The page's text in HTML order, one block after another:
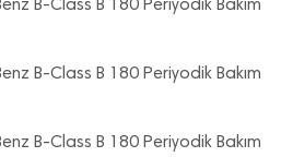
B-Class B 180 Periyodik Bakım
B-Class B 180 Periyodik Bakım
B-Class B 180 Periyodik Bakım